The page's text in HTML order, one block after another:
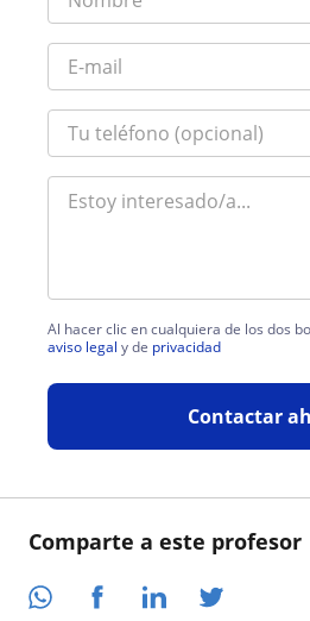
Comparte a este profesor
Al hacer clic en cualquiera de los dos
aviso legal y de privacidad
Contactar